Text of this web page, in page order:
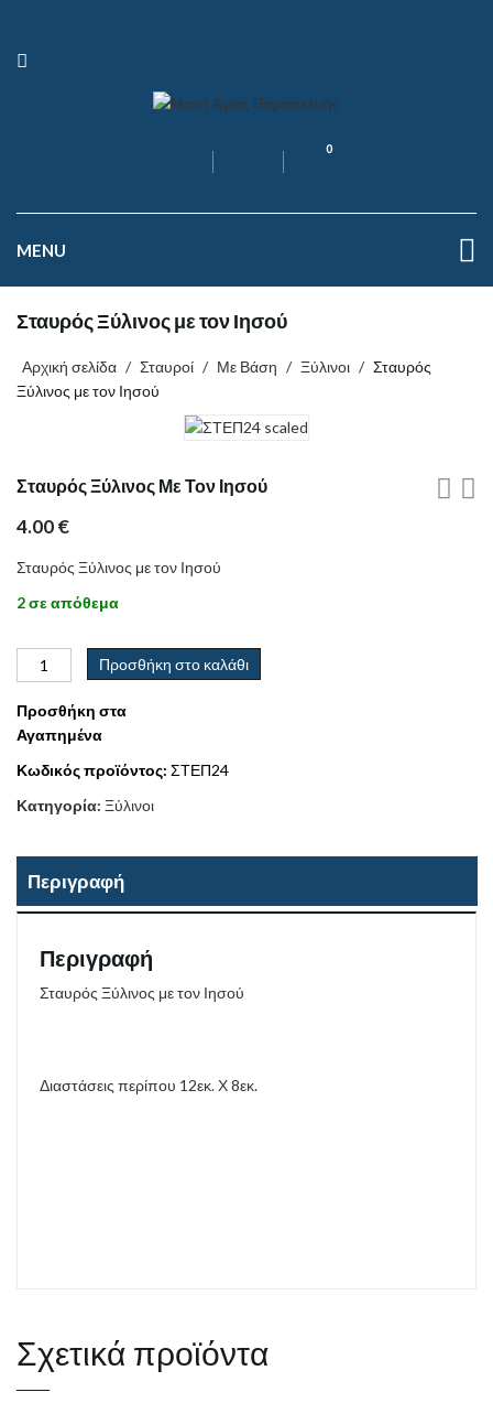
0
MENU
Σταυρός Ξύλινος με τον Ιησού
Αρχική σελίδα / Σταυροί / Με Βάση / Ξύλινοι / Σταυρός
Ξύλινος με τον Ιησού
Σταυρός Ξύλινος Με Τον Ιησού
4.00€
Σταυρός Ξύλινος με τον Ιησού
2 σε απόθεμα
Προσθήκη στο καλάθι
Προσθήκη στα
Αγαπημένα
Κωδικός προϊόντος: ΣΤΕΠ24
Κατηγορία: Ξύλινοι
Περιγραφή
Περιγραφή
Σταυρός Ξύλινος με τον Ιησού
Διαστάσεις περίπου 12εκ. Χ 8εκ.
Σχετικά προϊόντα